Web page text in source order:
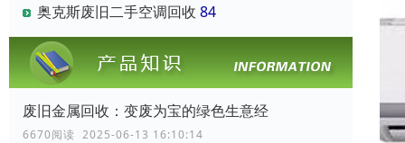
奥克斯废旧二手空调回收 84
废旧金属回收：变废为宝的绿色生意经
6670阅读 2025-06-13 16:10:14